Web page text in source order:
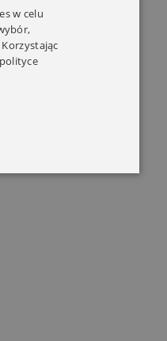
w celu